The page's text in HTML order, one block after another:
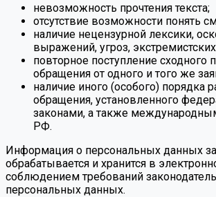
невозможность прочтения текста;
отсутствие возможности понять
наличие нецензурной лексики,
выражений, угроз,
повторное поступление
обращения от одного и того же
наличие иного (особого) порядка
обращения, установленного
законами, а также
РФ.
Информация о персональных данных
обрабатывается и хранится в
соблюдением требований
персональных данных.